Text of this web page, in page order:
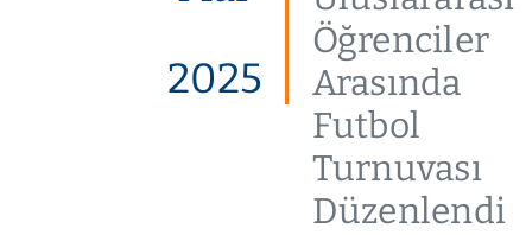
2025
Öğrenciler
Arasında
Futbol
Turnuvası
Düzenlendi